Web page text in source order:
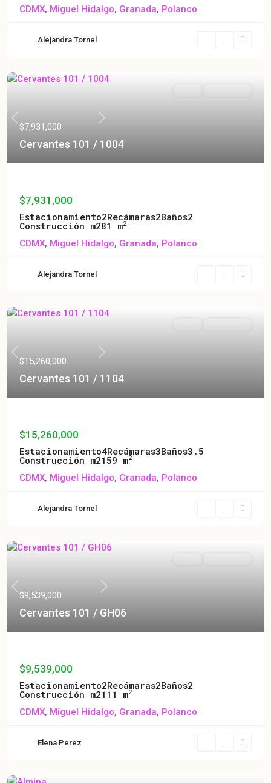
CDMX, Miguel Hidalgo, Granada, Polanco
Alejandra Tornel
Previous Next
$7,931,000
Cervantes 101 / 1004
$7,931,000
Estacionamiento2Recámaras2Baños2
Construcción m281 m2
CDMX, Miguel Hidalgo, Granada, Polanco
Alejandra Tornel
Previous Next
$15,260,000
Cervantes 101 / 1104
$15,260,000
Estacionamiento4Recámaras3Baños3.5
Construcción m2159 m2
CDMX, Miguel Hidalgo, Granada, Polanco
Alejandra Tornel
Previous Next
$9,539,000
Cervantes 101 / GH06
$9,539,000
Estacionamiento2Recámaras2Baños2
Construcción m2111 m2
CDMX, Miguel Hidalgo, Granada, Polanco
Elena Perez